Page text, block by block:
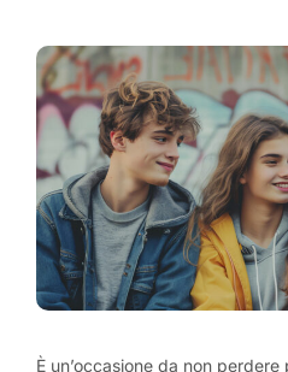
È un’occasione da non